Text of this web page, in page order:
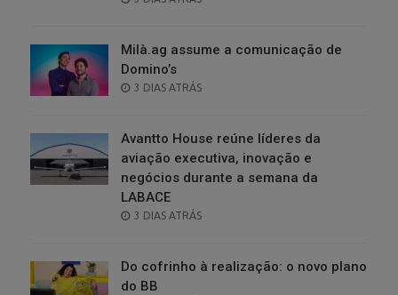
Milà.ag assume a comunicação de
Domino’s
POSTED
3 DIAS ATRÁS
Avantto House reúne líderes da
aviação executiva, inovação e
negócios durante a semana da
LABACE
POSTED
3 DIAS ATRÁS
Do cofrinho à realização: o novo plano
do BB